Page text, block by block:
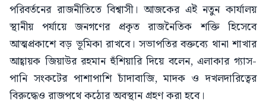
পরিবর্তনের রাজনীতিতে বিশ্বাসী। আজকের এই নতুন কার্যালয়
স্থানীয় পর্যায়ে জনগণের প্রকৃত রাজনৈতিক শক্তি হিসেবে
আত্মপ্রকাশে বড় ভূমিকা রাখবে। সভাপতির বক্তব্যে থানা শাখার
আহ্বায়ক জিয়াউর রহমান হুঁশিয়ারি দিয়ে বলেন, এলাকার গ্যাস-
পানি সংকটের পাশাপাশি চাঁদাবাজি, মাদক ও দখলদারিত্বের
বিরুদ্ধেও রাজপথে কঠোর অবস্থান গ্রহণ করা হবে।